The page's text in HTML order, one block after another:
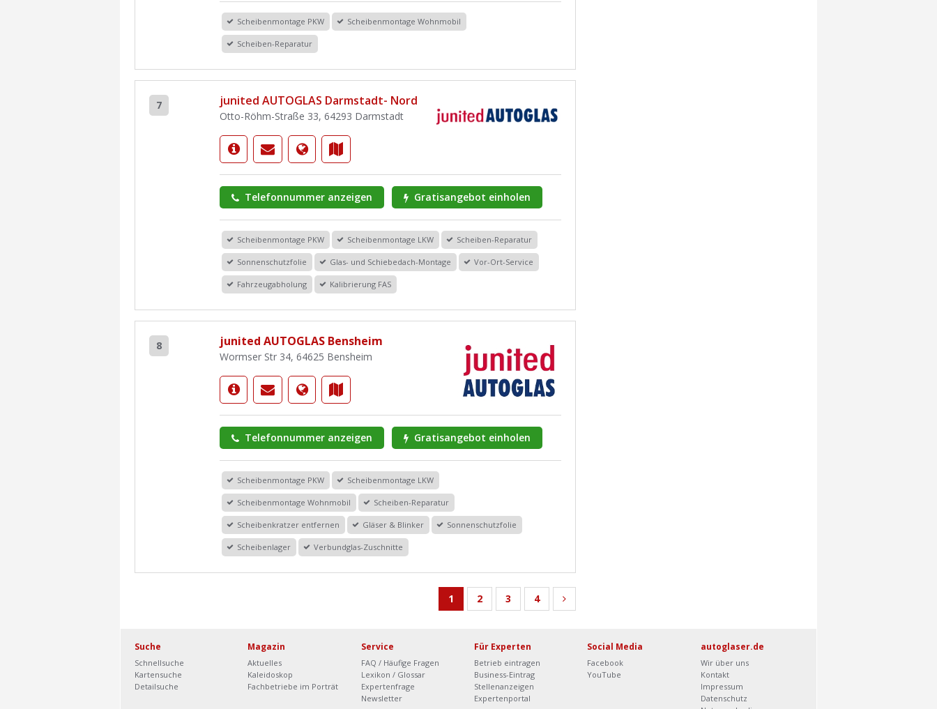
Scheibenmontage PKW Scheibenmontage Wohnmobil
Scheiben-Reparatur
7 junited AUTOGLAS Darmstadt- Nord
Otto-Röhm-Straße 33, 64293 Darmstadt
Telefonnummer anzeigen Gratisangebot einholen
Scheibenmontage PKW Scheibenmontage LKW Scheiben-Reparatur
Sonnenschutzfolie Glas- und Schiebedach-Montage Vor-Ort-Service
Fahrzeugabholung Kalibrierung FAS
8 junited AUTOGLAS Bensheim
Wormser Str 34, 64625 Bensheim
Telefonnummer anzeigen Gratisangebot einholen
Scheibenmontage PKW Scheibenmontage LKW
Scheibenmontage Wohnmobil Scheiben-Reparatur
Scheibenkratzer entfernen Gläser & Blinker Sonnenschutzfolie
Scheibenlager Verbundglas-Zuschnitte
1 2 3 4
Suche
Schnellsuche
Kartensuche
Detailsuche
Magazin
Aktuelles
Kaleidoskop
Fachbetriebe im Porträt
Service
FAQ / Häufige Fragen
Lexikon / Glossar
Expertenfrage
Newsletter
Für Experten
Betrieb eintragen
Business-Eintrag
Stellenanzeigen
Expertenportal
Social Media
Facebook
YouTube
autoglaser.de
Wir über uns
Kontakt
Impressum
Datenschutz